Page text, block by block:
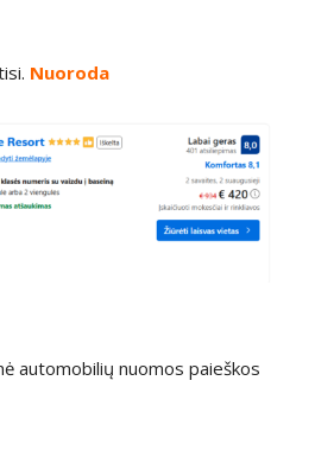
Nuoroda
automobilių nuomos paieškos